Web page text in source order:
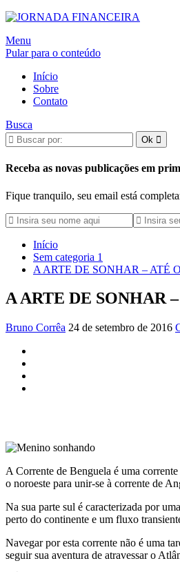
Alternar
navegação
Menu
Pular para o conteúdo
Início
Sobre
Contato
Busca
Receba as novas publicações em
Fique tranquilo, seu email está
Início
Sem categoria 1
A ARTE DE SONHAR – ATÉ
A ARTE DE SONHAR
Bruno Corrêa 24 de setembro de 2016
A Corrente de Benguela é uma
o noroeste para unir-se à corrente de
Na sua parte sul é caracterizada por
perto do continente e um fluxo
Navegar por esta corrente não é uma
seguir sua aventura de atravessar o